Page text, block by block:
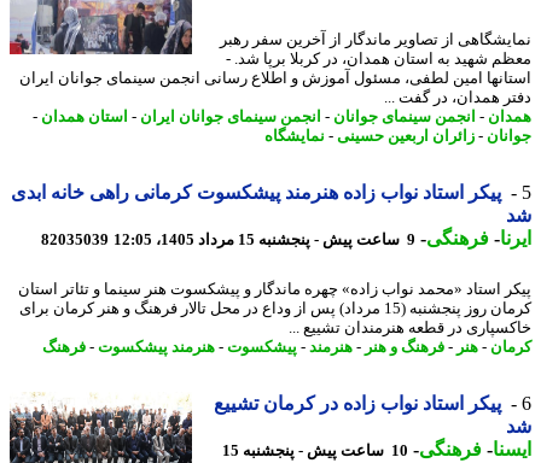
از تصاویر ماندگار از آخرین سفر رهبر
شهید به استان همدان، در کربلا برپا شد. -
امین لطفی، مسئول آموزش و اطلاع رسانی انجمن سینمای جوانان ایران
همدان، در گفت ...
- انجمن سینمای جوانان-انجمن سینمای جوانان ایران - استان همدان-
-زائران اربعین حسینی-نمایشگاه
پیکر استاد نواب زاده هنرمند پیشکسوت کرمانی راهی خانه ابدی
-فرهنگی-9 ساعت پیش - پنجشنبه 15 مرداد 1405، 12:05 82035039
استاد «محمد نواب زاده» چهره ماندگار و پیشکسوت هنر سینما و تئاتر استان
کرمان روز پنجشنبه (15 مرداد) پس از وداع در محل تالار فرهنگ و هنر کرمان برای
در قطعه هنرمندان تشییع ...
-هنر-فرهنگ و هنر-هنرمند-پیشکسوت-هنرمند پیشکسوت-فرهنگ
پیکر استاد نواب زاده در کرمان تشییع
-فرهنگی-
10 ساعت پیش - پنجشنبه 15